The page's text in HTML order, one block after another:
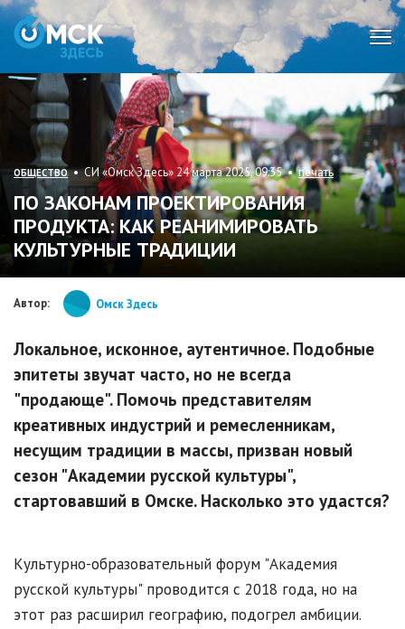
ОБЩЕСТВО• СИ «Омск Здесь» 24 марта 2025, 09:35 •печать
ПО ЗАКОНАМ ПРОЕКТИРОВАНИЯ
ПРОДУКТА: КАК РЕАНИМИРОВАТЬ
КУЛЬТУРНЫЕ ТРАДИЦИИ
Автор: Омск Здесь
Локальное, исконное, аутентичное. Подобные
эпитеты звучат часто, но не всегда
"продающе". Помочь представителям
креативных индустрий и ремесленникам,
несущим традиции в массы, призван новый
сезон "Академии русской культуры",
стартовавший в Омске. Насколько это удастся?
Культурно-образовательный форум "Академия
русской культуры" проводится с 2018 года, но на
этот раз расширил географию, подогрел амбиции.